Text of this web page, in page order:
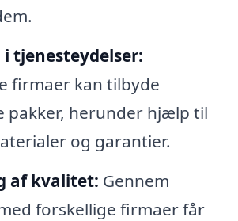
tjenesteydelser:
firmaer kan tilbyde
pakker, herunder hjælp til
og garantier.
af kvalitet: Gennem
forskellige firmaer får